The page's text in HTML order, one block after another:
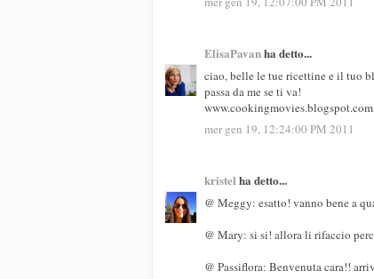
ElisaPavanha detto...
ciao, belle le tue ricettine e il tuo
passa da me se ti va!
www.cookingmovies.blogspot.com
mer gen 19, 12:24:00 PM 2011
kristel ha detto...
@ Meggy: esatto! vanno bene a
@ Mary: si si! allora li rifaccio
@ Passiflora: Benvenuta cara!!